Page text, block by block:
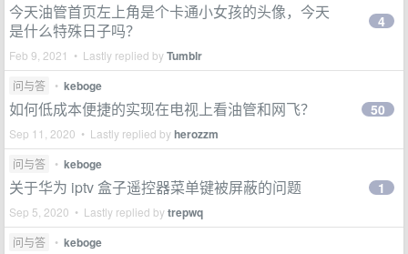
今天油管首页左上角是个卡通小女孩的头像，今天
是什么特殊日子吗？
Feb 9, 2021 • Lastly replied byTumblr
4
问与答 • keboge
如何低成本便捷的实现在电视上看油管和网飞？
Sep 11, 2020 • Lastly replied byherozzm
50
问与答 • keboge
关于华为 iptv 盒子遥控器菜单键被屏蔽的问题
Sep 5, 2020 • Lastly replied bytrepwq
1
问与答 • keboge